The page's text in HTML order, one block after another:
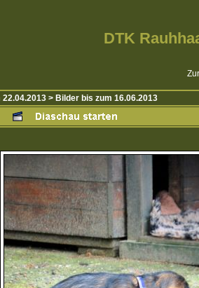
DTK
22.04.2013 > Bilder bis zum 16.06.2013